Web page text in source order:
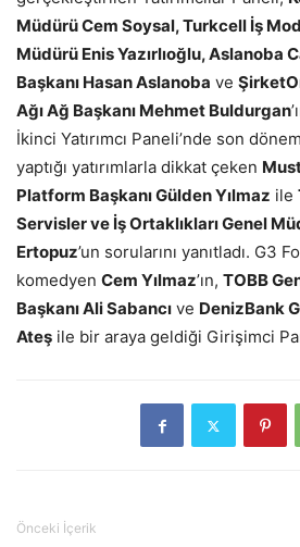
Müdürü Cem Soysal, Turkcell İş
Müdürü Enis Yazırlıoğlu, Aslanoba
Başkanı Hasan Aslanoba ve
Ağı Ağ Başkanı Mehmet Buldurgan
İkinci Yatırımcı Paneli’nde son
yaptığı yatırımlarla dikkat çeken
Platform Başkanı Gülden Yılmaz ile
Servisler ve İş Ortaklıkları Genel
Ertopuz’un sorularını yanıtladı. G3
komedyen Cem Yılmaz’ın, TOBB
Başkanı Ali Sabancı ve DenizBank
Ateş ile bir araya geldiği Girişimci
Önceki İçerik